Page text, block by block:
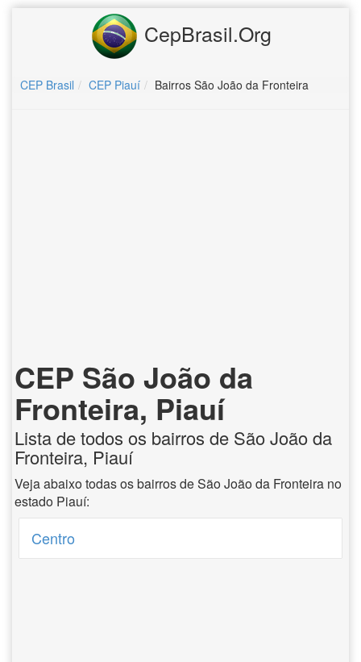
CepBrasil.Org
CEP Brasil CEP Piauí Bairros São João da Fronteira
CEP São João da
Fronteira, Piauí
Lista de todos os bairros de São João da
Fronteira, Piauí
Veja abaixo todas os bairros de São João da Fronteira no
estado Piauí:
Centro